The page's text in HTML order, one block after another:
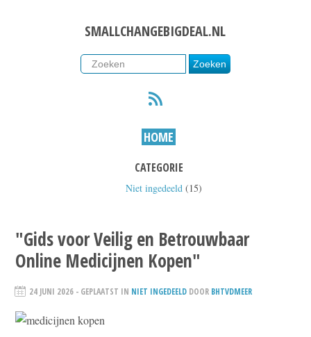
SMALLCHANGEBIGDEAL.NL
HOME
CATEGORIE
Niet ingedeeld (15)
"Gids voor Veilig en Betrouwbaar
Online Medicijnen Kopen"
24 JUNI 2026 - GEPLAATST IN NIET INGEDEELD DOOR BHTVDMEER